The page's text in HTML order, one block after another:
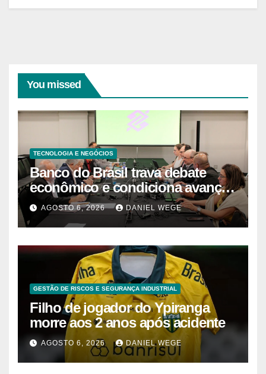
You missed
TECNOLOGIA E NEGÓCIOS
Banco do Brasil trava debate
econômico e condiciona avanços
à decisão da Fenaban | Contec
Brasil
AGOSTO 6, 2026 DANIEL WEGE
GESTÃO DE RISCOS E SEGURANÇA INDUSTRIAL
Filho de jogador do Ypiranga
morre aos 2 anos após acidente
AGOSTO 6, 2026 DANIEL WEGE